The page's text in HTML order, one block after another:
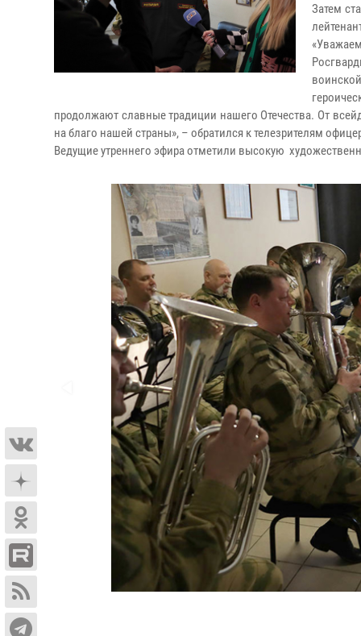
Затем
продолжают славные традиции нашего Отечества. От
на благо нашей страны», – обратился к телезрителям
Ведущие утреннего эфира отметили высокую